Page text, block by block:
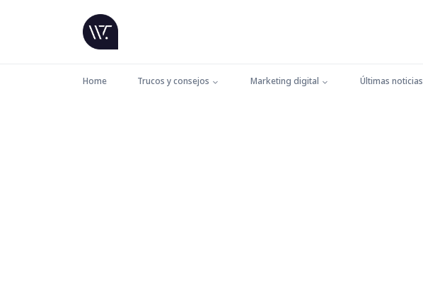
Home Trucos y consejos Marketing digital Últimas noticias